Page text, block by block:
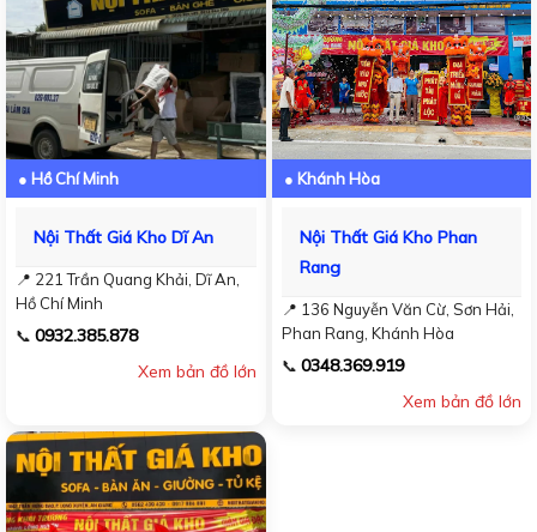
● Hồ Chí Minh
Nội Thất Giá Kho Dĩ An
📍 221 Trần Quang Khải, Dĩ An,
Hồ Chí Minh
📞 0932.385.878
Xem bản đồ lớn
● Khánh Hòa
Nội Thất Giá Kho Phan
Rang
📍 136 Nguyễn Văn Cừ, Sơn Hải,
Phan Rang, Khánh Hòa
📞 0348.369.919
Xem bản đồ lớn